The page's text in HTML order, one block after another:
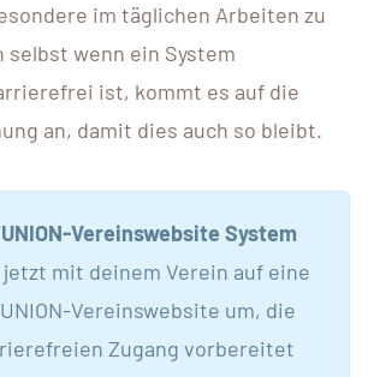
im täglichen Arbeiten zu
selbst wenn ein System
ist, kommt es auf die
an, damit dies auch so bleibt.
Vereinswebsite System
mit deinem Verein auf eine
Vereinswebsite um, die
Zugang vorbereitet